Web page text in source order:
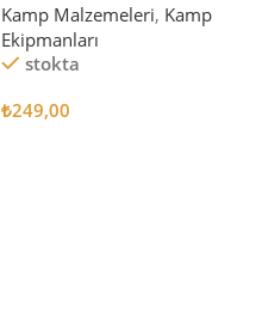
Kamp Malzemeleri, Kamp
Ekipmanları
stokta
₺249,00